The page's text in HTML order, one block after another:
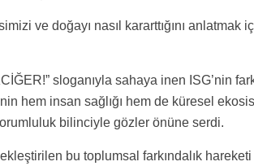
ve doğayı nasıl kararttığını anlatmak
sloganıyla sahaya inen ISG’nin
hem insan sağlığı hem de küresel
bilinciyle gözler önüne serdi.
bu toplumsal farkındalık